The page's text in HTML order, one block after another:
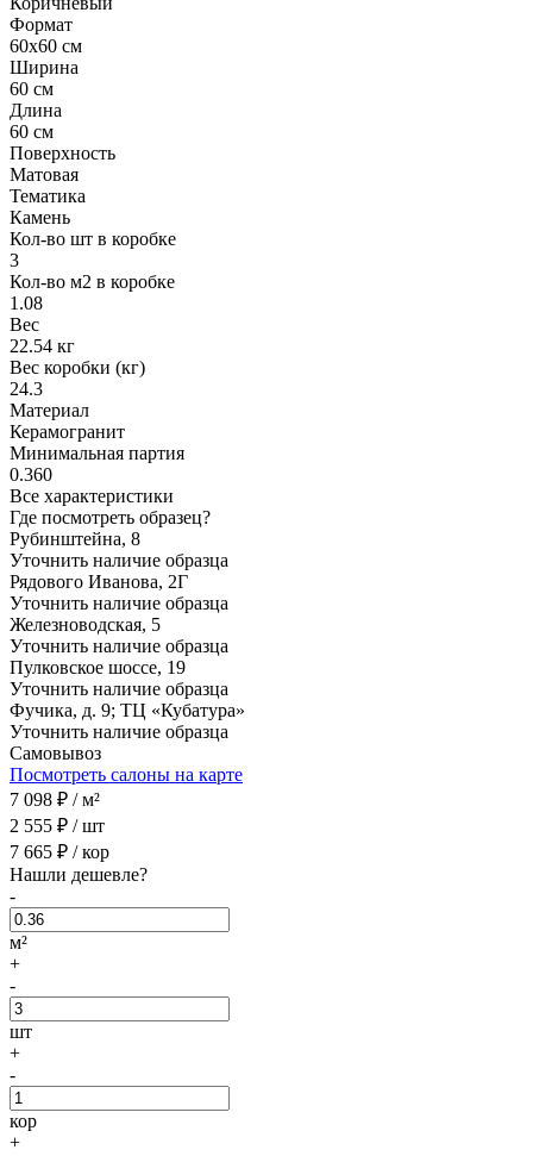
Формат
60x60 см
Ширина
60 см
Длина
60 см
Поверхность
Матовая
Тематика
Камень
Кол-во шт в коробке
3
Кол-во м2 в коробке
1.08
Вес
22.54 кг
Вес коробки (кг)
24.3
Материал
Керамогранит
Минимальная партия
0.360
Все характеристики
Где посмотреть образец?
Рубинштейна, 8
Уточнить наличие образца
Рядового Иванова, 2Г
Уточнить наличие образца
Железноводская, 5
Уточнить наличие образца
Пулковское шоссе, 19
Уточнить наличие образца
Фучика, д. 9; ТЦ «Кубатура»
Уточнить наличие образца
Самовывоз
Посмотреть салоны на карте
7 098 ₽ /м²
2 555 ₽ /шт
7 665 ₽ /кор
Нашли дешевле?
-
м²
+
-
шт
+
-
кор
+